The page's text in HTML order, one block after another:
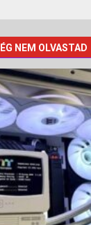
NEM OLVASTAD